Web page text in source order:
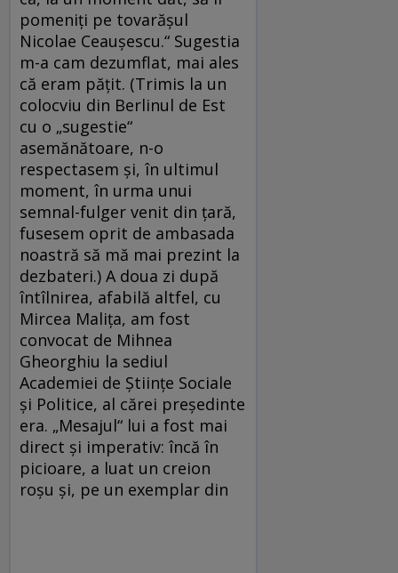
pomeniţi pe tovarăşul
Nicolae Ceauşescu.“ Sugestia
m-a cam dezumflat, mai ales
că eram păţit. (Trimis la un
colocviu din Berlinul de Est
cu o „sugestie“
asemănătoare, n-o
respectasem şi, în ultimul
moment, în urma unui
semnal-fulger venit din ţară,
fusesem oprit de ambasada
noastră să mă mai prezint la
dezbateri.) A doua zi după
întîlnirea, afabilă altfel, cu
Mircea Maliţa, am fost
convocat de Mihnea
Gheorghiu la sediul
Academiei de Ştiinţe Sociale
şi Politice, al cărei preşedinte
era. „Mesajul“ lui a fost mai
direct şi imperativ: încă în
picioare, a luat un creion
roşu şi, pe un exemplar din